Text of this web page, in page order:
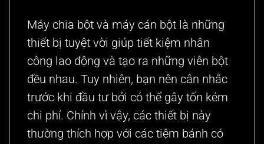
Máy chia bột và máy cán bột là những
thiết bị tuyệt vời giúp tiết kiệm nhân
công lao động và tạo ra những viên bột
đều nhau. Tuy nhiên, bạn nên cân nhắc
trước khi đầu tư bởi có thể gây tốn kém
chi phí. Chính vì vậy, các thiết bị này
thường thích hợp với các tiệm bánh có